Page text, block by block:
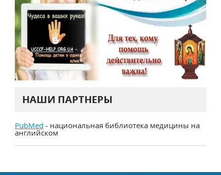
НАШИ ПАРТНЕРЫ
PubMed - национальная библиотека медицины на
английском